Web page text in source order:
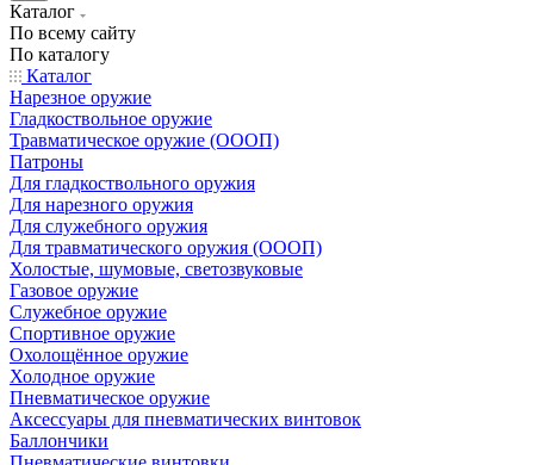
Каталог
По всему сайту
По каталогу
Каталог
Нарезное оружие
Гладкоствольное оружие
Травматическое оружие (ОООП)
Патроны
Для гладкоствольного оружия
Для нарезного оружия
Для служебного оружия
Для травматического оружия (ОООП)
Холостые, шумовые, светозвуковые
Газовое оружие
Служебное оружие
Спортивное оружие
Охолощённое оружие
Холодное оружие
Пневматическое оружие
Аксессуары для пневматических винтовок
Баллончики